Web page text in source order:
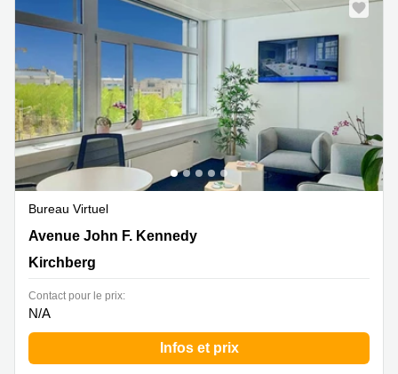
sur-
Alzette
d’affaires
Sandweiler
Bureau Virtuel
43 avenue John F. Kennedy, Kirchberg
Avenue John F. Kennedy
Kirchberg
Contact pour le prix:
N/A
Infos et prix